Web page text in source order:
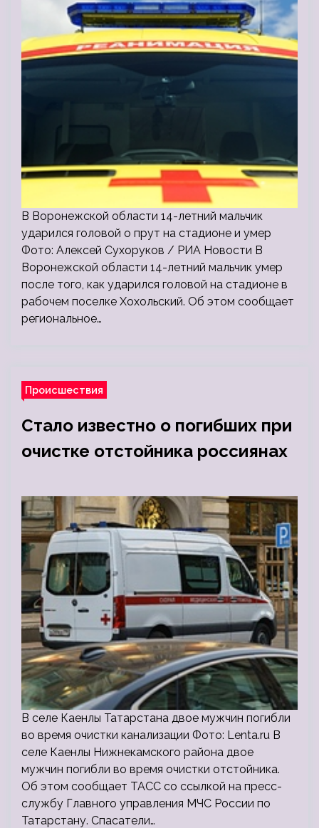
В Воронежской области 14-летний мальчик
ударился головой о прут на стадионе и умер
Фото: Алексей Сухоруков / РИА Новости В
Воронежской области 14-летний мальчик умер
после того, как ударился головой на стадионе в
рабочем поселке Хохольский. Об этом сообщает
региональное…
Происшествия
Стало известно о погибших при
очистке отстойника россиянах
В селе Каенлы Татарстана двое мужчин погибли
во время очистки канализации Фото: Lenta.ru В
селе Каенлы Нижнекамского района двое
мужчин погибли во время очистки отстойника.
Об этом сообщает ТАСС со ссылкой на пресс-
службу Главного управления МЧС России по
Татарстану. Спасатели…